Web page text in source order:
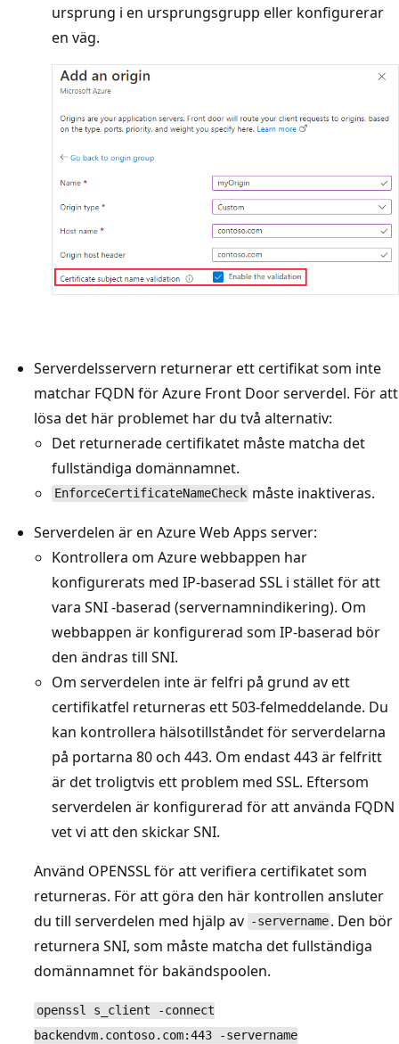
ursprung i en ursprungsgrupp eller konfigurerar
en väg.
Serverdelsservern returnerar ett certifikat som inte
matchar FQDN för Azure Front Door serverdel. För att
lösa det här problemet har du två alternativ:
Det returnerade certifikatet måste matcha det
fullständiga domännamnet.
EnforceCertificateNameCheck måste inaktiveras.
Serverdelen är en Azure Web Apps server:
Kontrollera om Azure webbappen har
konfigurerats med IP-baserad SSL i stället för att
vara SNI -baserad (servernamnindikering). Om
webbappen är konfigurerad som IP-baserad bör
den ändras till SNI.
Om serverdelen inte är felfri på grund av ett
certifikatfel returneras ett 503-felmeddelande. Du
kan kontrollera hälsotillståndet för serverdelarna
på portarna 80 och 443. Om endast 443 är felfritt
är det troligtvis ett problem med SSL. Eftersom
serverdelen är konfigurerad för att använda FQDN
vet vi att den skickar SNI.
Använd OPENSSL för att verifiera certifikatet som
returneras. För att göra den här kontrollen ansluter
du till serverdelen med hjälp av -servername . Den bör
returnera SNI, som måste matcha det fullständiga
domännamnet för bakändspoolen.
openssl s_client -connect
backendvm.contoso.com:443 -servername